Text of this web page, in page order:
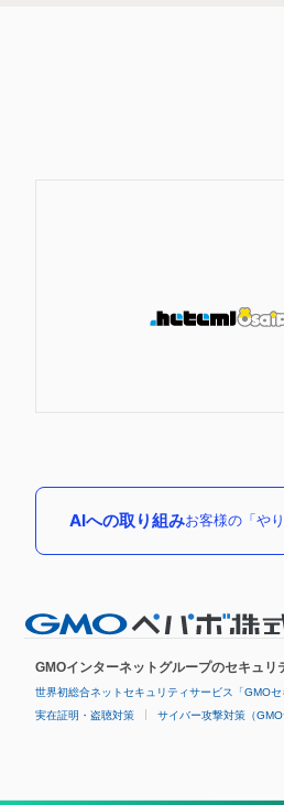
AIへの取り組みお客様の「や
GMOインターネットグループのセキュリ
世界初総合ネットセキュリティサービス「GMOセ
実在証明・盗聴対策 サイバー攻撃対策（